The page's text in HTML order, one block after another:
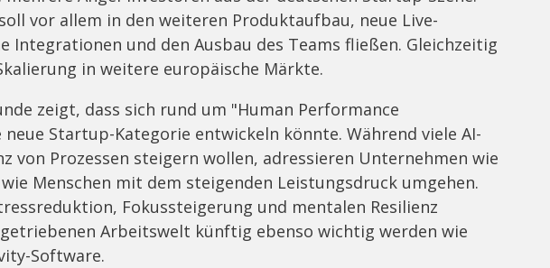
vor allem in den weiteren Produktaufbau, neue Live-
Integrationen und den Ausbau des Teams fließen. Gleichzeitig
in weitere europäische Märkte.
zeigt, dass sich rund um "Human Performance
Startup-Kategorie entwickeln könnte. Während viele AI-
von Prozessen steigern wollen, adressieren Unternehmen wie
Menschen mit dem steigenden Leistungsdruck umgehen.
Fokussteigerung und mentalen Resilienz
Arbeitswelt künftig ebenso wichtig werden wie
Software.